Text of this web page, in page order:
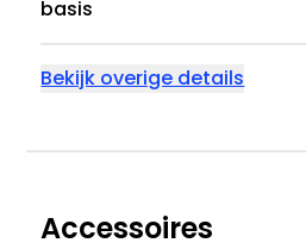
basis
Bekijk overige details
Accessoires